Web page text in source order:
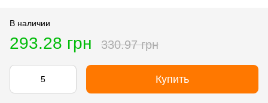
В наличии
293.28 грн 330.97 грн
Купить